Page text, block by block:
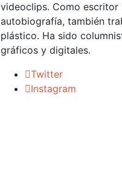
videoclips. Como escritor
autobiografía, también
plástico. Ha sido
gráficos y digitales.
Twitter
Instagram